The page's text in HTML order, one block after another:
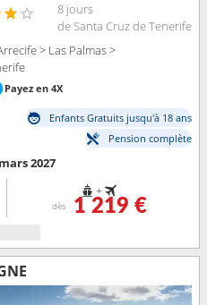
8 jours
de Santa Cruz de Tenerife
> Las Palmas >
Payez en 4X
Enfants Gratuits jusqu'à 18 ans
Pension complète
2027
+
dès 1 219 €